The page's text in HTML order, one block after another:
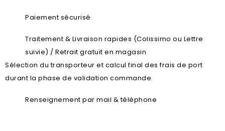
Paiement sécurisé
Traitement & Livraison rapides (Colissimo ou Lettre
suivie) / Retrait gratuit en magasin
Sélection du transporteur et calcul final des frais de port
durant la phase de validation commande.
Renseignement par mail & téléphone